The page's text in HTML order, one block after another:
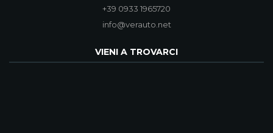
+39 0933 1965720
info@verauto.net
VIENI A TROVARCI